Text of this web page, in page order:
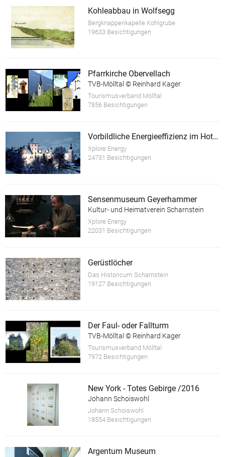
Kohleabbau in Wolfsegg
Bergknappenkapelle Kohlgrube
19633 Besichtigungen
Pfarrkirche Obervellach
TVB-Mölltal © Reinhard Kager
Tourismusverband Mölltal
7856 Besichtigungen
Vorbildliche Energieeffizienz im Hotel Schloss Thannegg
Xplore Energy
24731 Besichtigungen
Sensenmuseum Geyerhammer
Kultur- und Heimatverein Scharnstein
Xplore Energy
22031 Besichtigungen
Gerüstlöcher
Das Historicum Scharnstein
19127 Besichtigungen
Der Faul- oder Fallturm
TVB-Mölltal © Reinhard Kager
Tourismusverband Mölltal
7972 Besichtigungen
New York - Totes Gebirge /2016
Johann Schoiswohl
Johann Schoiswohl
18554 Besichtigungen
Argentum Museum